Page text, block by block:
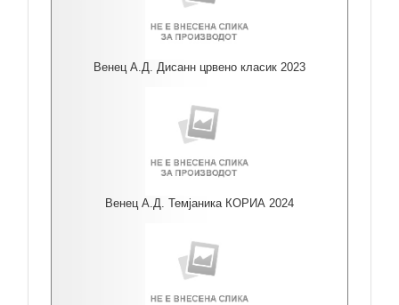
Венец А.Д. Дисанн црвено класик 2023
Венец А.Д. Темјаника КОРИА 2024